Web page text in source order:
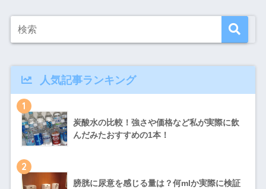
人気記事ランキング
1
炭酸水の比較！強さや価格など私が実際に飲
んだみたおすすめの1本！
2
膀胱に尿意を感じる量は？何mlか実際に検証